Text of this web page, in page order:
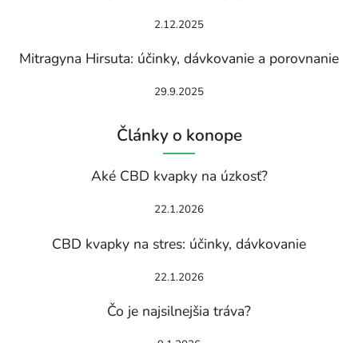
2.12.2025
Mitragyna Hirsuta: účinky, dávkovanie a porovnanie
29.9.2025
Články o konope
Aké CBD kvapky na úzkosť?
22.1.2026
CBD kvapky na stres: účinky, dávkovanie
22.1.2026
Čo je najsilnejšia tráva?